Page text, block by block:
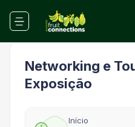
Networking e
Exposição
Início